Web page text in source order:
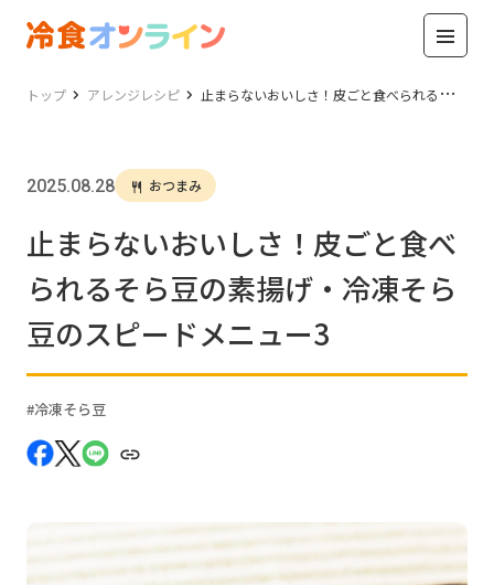
トップ アレンジレシピ 止まらないおいしさ！皮ごと食べられるそら豆の素揚げ・冷凍そら豆のスピードメニュー3
2025.08.28 おつまみ
止まらないおいしさ！皮ごと食べ
られるそら豆の素揚げ・冷凍そら
豆のスピードメニュー3
冷凍そら豆